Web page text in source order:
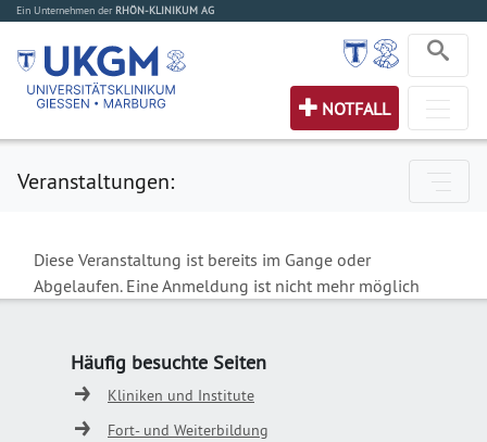
Ein Unternehmen der RHÖN-KLINIKUM AG
NOTFALL
Veranstaltungen:
Diese Veranstaltung ist bereits im Gange oder
Abgelaufen. Eine Anmeldung ist nicht mehr möglich
Häufig besuchte Seiten
Kliniken und Institute
Fort- und Weiterbildung